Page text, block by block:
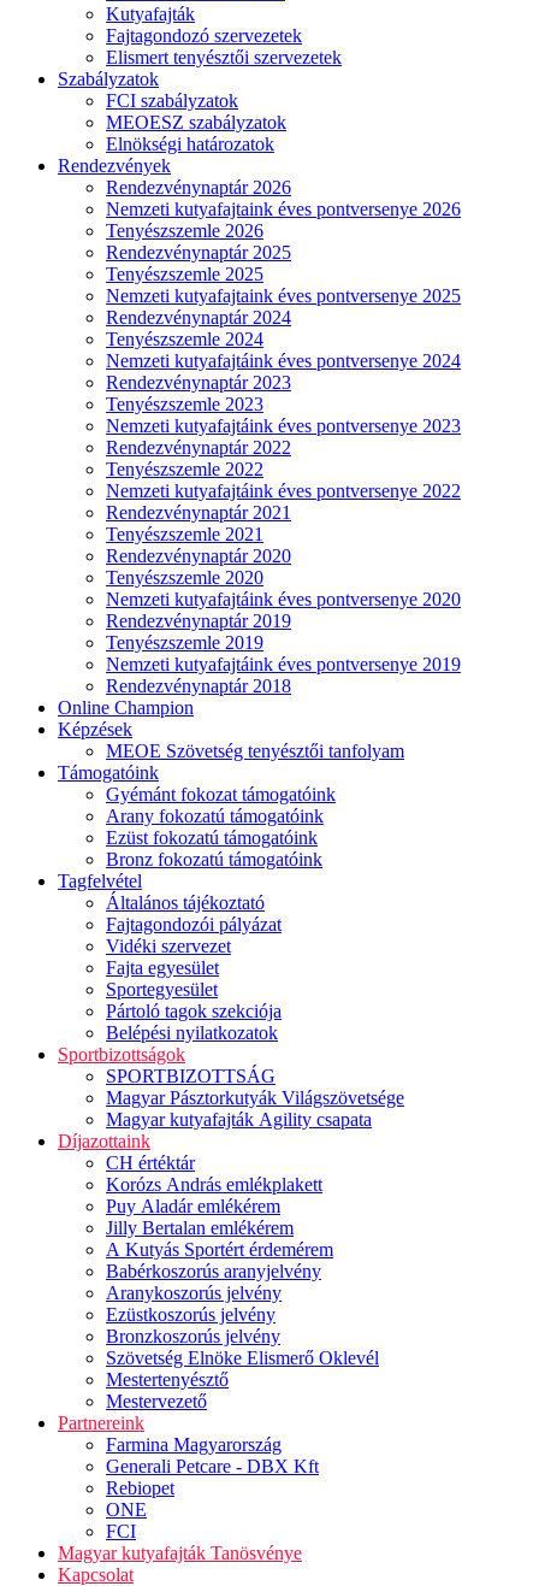
Kutyafajták
Fajtagondozó szervezetek
Elismert tenyésztői szervezetek
Szabályzatok
FCI szabályzatok
MEOESZ szabályzatok
Elnökségi határozatok
Rendezvények
Rendezvénynaptár 2026
Nemzeti kutyafajtaink éves pontversenye 2026
Tenyészszemle 2026
Rendezvénynaptár 2025
Tenyészszemle 2025
Nemzeti kutyafajtaink éves pontversenye 2025
Rendezvénynaptár 2024
Tenyészszemle 2024
Nemzeti kutyafajtáink éves pontversenye 2024
Rendezvénynaptár 2023
Tenyészszemle 2023
Nemzeti kutyafajtáink éves pontversenye 2023
Rendezvénynaptár 2022
Tenyészszemle 2022
Nemzeti kutyafajtáink éves pontversenye 2022
Rendezvénynaptár 2021
Tenyészszemle 2021
Rendezvénynaptár 2020
Tenyészszemle 2020
Nemzeti kutyafajtáink éves pontversenye 2020
Rendezvénynaptár 2019
Tenyészszemle 2019
Nemzeti kutyafajtáink éves pontversenye 2019
Rendezvénynaptár 2018
Online Champion
Képzések
MEOE Szövetség tenyésztői tanfolyam
Támogatóink
Gyémánt fokozat támogatóink
Arany fokozatú támogatóink
Ezüst fokozatú támogatóink
Bronz fokozatú támogatóink
Tagfelvétel
Általános tájékoztató
Fajtagondozói pályázat
Vidéki szervezet
Fajta egyesület
Sportegyesület
Pártoló tagok szekciója
Belépési nyilatkozatok
Sportbizottságok
SPORTBIZOTTSÁG
Magyar Pásztorkutyák Világszövetsége
Magyar kutyafajták Agility csapata
Díjazottaink
CH értéktár
Korózs András emlékplakett
Puy Aladár emlékérem
Jilly Bertalan emlékérem
A Kutyás Sportért érdemérem
Babérkoszorús aranyjelvény
Aranykoszorús jelvény
Ezüstkoszorús jelvény
Bronzkoszorús jelvény
Szövetség Elnöke Elismerő Oklevél
Mestertenyésztő
Mestervezető
Partnereink
Farmina Magyarország
Generali Petcare - DBX Kft
Rebiopet
ONE
FCI
Magyar kutyafajták Tanösvénye
Kapcsolat